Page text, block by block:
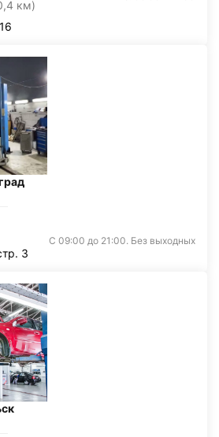
км)
С 09:00 до 21:00. Без выходных
3